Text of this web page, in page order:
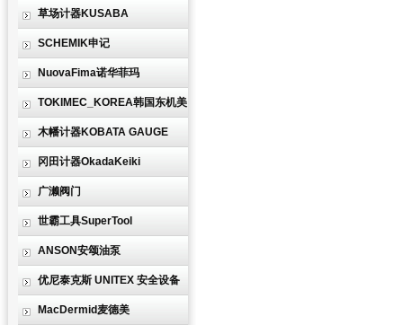
草场计器KUSABA
SCHEMIK申记
NuovaFima诺华菲玛
TOKIMEC_KOREA韩国东机美
木幡计器KOBATA GAUGE
冈田计器OkadaKeiki
广濑阀门
世霸工具SuperTool
ANSON安颂油泵
优尼泰克斯 UNITEX 安全设备
MacDermid麦德美